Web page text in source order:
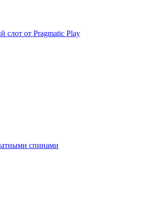
слот от Pragmatic Play
спинами